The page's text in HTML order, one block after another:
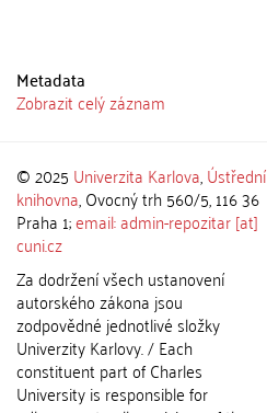
Metadata
Zobrazit celý záznam
© 2025 Univerzita Karlova,Ústřední
knihovna, Ovocný trh 560/5, 116 36
Praha 1;email: admin-repozitar [at]
cuni.cz
Za dodržení všech ustanovení
autorského zákona jsou
zodpovědné jednotlivé složky
Univerzity Karlovy. / Each
constituent part of Charles
University is responsible for